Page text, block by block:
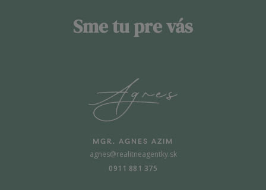
Sme tu pre vás
MGR. AGNES AZIM
agnes@realitneagentky.sk
0911 881 375